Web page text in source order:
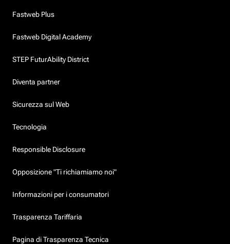
Fastweb Plus
Fastweb Digital Academy
STEP FuturAbility District
Diventa partner
Sicurezza sul Web
Tecnologia
Responsible Disclosure
Opposizione "Ti richiamiamo noi"
Informazioni per i consumatori
Trasparenza Tariffaria
Pagina di Trasparenza Tecnica